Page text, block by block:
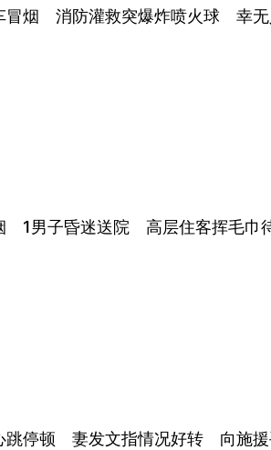
冒烟 消防灌救突爆炸喷火球 幸无
1男子昏迷送院 高层住客挥毛巾
跳停顿 妻发文指情况好转 向施援